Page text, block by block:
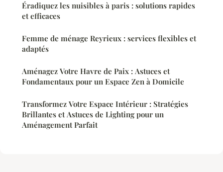
Éradiquez les nuisibles à paris : solutions rapides
et efficaces
Femme de ménage Reyrieux : services flexibles et
adaptés
Aménagez Votre Havre de Paix : Astuces et
Fondamentaux pour un Espace Zen à Domicile
Transformez Votre Espace Intérieur : Stratégies
Brillantes et Astuces de Lighting pour un
Aménagement Parfait